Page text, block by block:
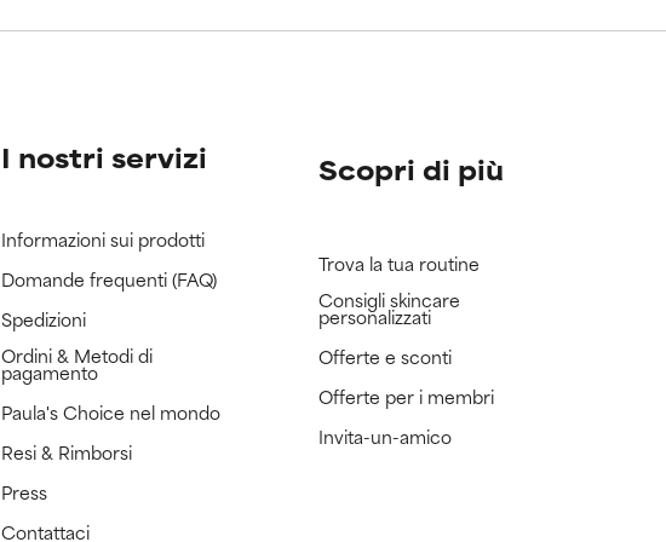
I nostri servizi
Informazioni sui prodotti
Domande frequenti (FAQ)
Spedizioni
Ordini & Metodi di
pagamento
Paula's Choice nel mondo
Resi & Rimborsi
Press
Contattaci
Scopri di più
Trova la tua routine
Consigli skincare
personalizzati
Offerte e sconti
Offerte per i membri
Invita-un-amico